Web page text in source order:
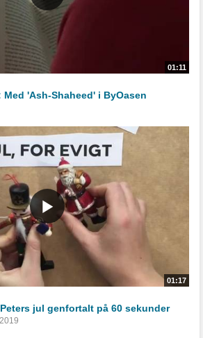
01:11
'Ash-Shaheed' i ByOasen
01:17
jul genfortalt på 60 sekunder